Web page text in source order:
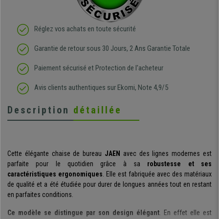
Réglez vos achats en toute sécurité
Garantie de retour sous 30 Jours, 2 Ans Garantie Totale
Paiement sécurisé et Protection de l'acheteur
Avis clients authentiques sur Ekomi, Note 4,9/5
Description détaillée
Cette élégante chaise de bureau JAEN
avec des lignes modernes est
parfaite pour le quotidien grâce à sa robustesse et ses
caractéristiques ergonomiques. Elle est fabriquée avec des matériaux
de qualité et a été étudiée pour durer de longues années tout en restant
en parfaites conditions.
Ce modèle se distingue par son design élégant. En effet elle est